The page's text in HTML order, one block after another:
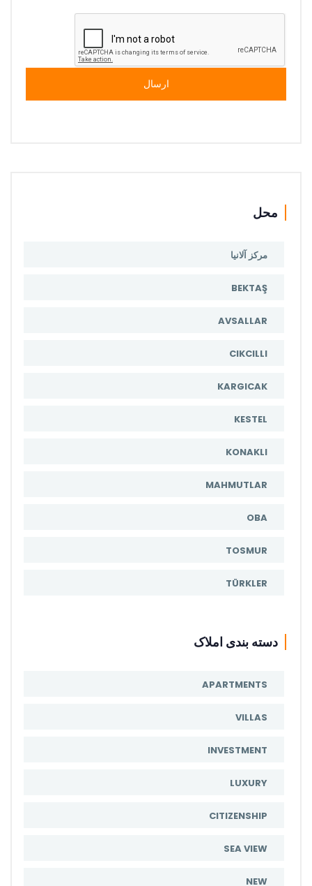
ارسال
محل
مرکز آلانیا
BEKTAŞ
AVSALLAR
CIKCILLI
KARGICAK
KESTEL
KONAKLI
MAHMUTLAR
OBA
TOSMUR
TÜRKLER
دسته بندی املاک
APARTMENTS
VILLAS
INVESTMENT
LUXURY
CITIZENSHIP
SEA VIEW
NEW